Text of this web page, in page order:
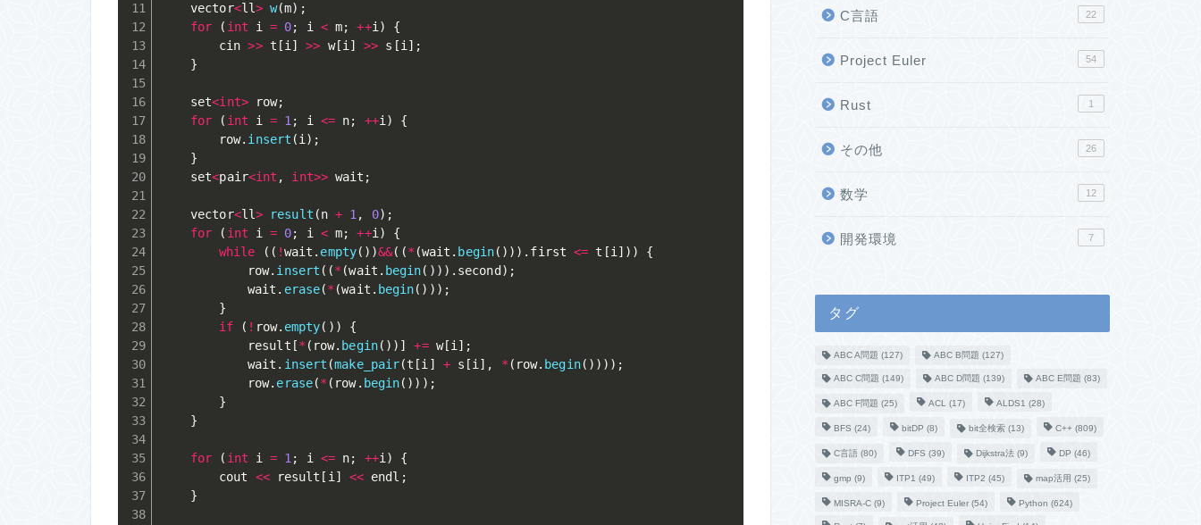
	vector
<ll> w(m) ;
for
( int i = 0; i < m; ++i)
{
		cin
>> t [i] >> w[i] >> s [i] ;
}
	set
<int> row;
for
( int i = 1; i <= n; ++i)
{
		row
. insert (i) ;
}
	set
<pair<int , int>> wait ;
	vector
<ll> result (n + 1, 0) ;
for
( int i = 0; i < m; ++i)
{
while
( ( !wait . empty( ) )&&( (* (wait . begin( ) ) ) . first <= t [i] ) )
{
			row
. insert ( (* (wait . begin( ) ) ) . second ) ;
			wait
. erase(* (wait . begin( ) ) ) ;
}
if
( ! row. empty( ) )
{
			result
[* ( row. begin( ) ) ] += w[i] ;
			wait
. insert (make_pair(t [i] + s [i] , * ( row. begin( ) ) ) ) ;
			row
. erase(* ( row. begin( ) ) ) ;
}
}
for ( int i = 1; i <= n; ++i)
{
		cout
<< result [ i] << endl ;
}
C言語 22
Project Euler 54
Rust 1
その他 26
数学 12
開発環境 7
タグ
ABC A問題 (127) ABC B問題 (127)
ABC C問題 (149) ABC D問題 (139) ABC E問題 (83)
ABC F問題 (25) ACL (17) ALDS1 (28)
BFS (24) bitDP (8) bit全検索(13) C++(809)
C言語(80) DFS (39) Dijkstra法(9) DP (46)
gmp (9) ITP1 (49) ITP2 (45) map活用 (25)
MISRA-C(9) Project Euler(54) Python (624)